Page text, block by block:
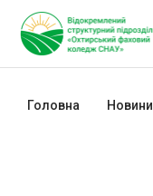
content
Головна Новини